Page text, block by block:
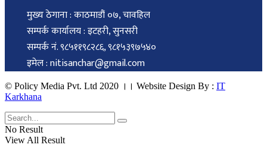
मुख्य ठेगाना : काठमाडौं ०७, चावहिल
सम्पर्क कार्यालय : इटहरी, सुनसरी
सम्पर्क नं. ९८५११९८२८६, ९८१५३९७५४०
इमेल : nitisanchar@gmail.com
© Policy Media Pvt. Ltd 2020 ।। Website Design By : IT
Karkhana
No Result
View All Result